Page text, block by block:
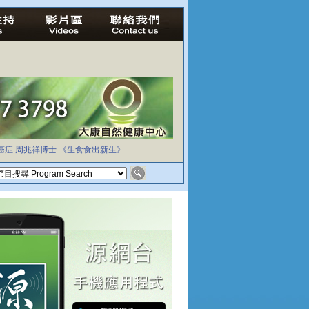
症 周兆祥博士 《生食食出新生》